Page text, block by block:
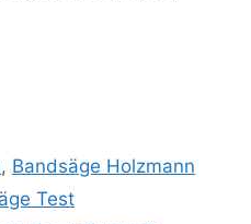
, Bandsäge Holzmann
Test